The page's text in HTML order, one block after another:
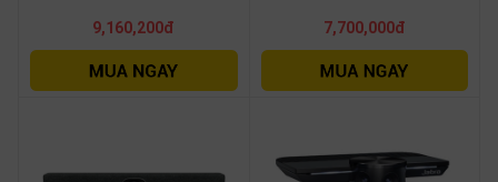
9,160,200đ 7,700,000đ